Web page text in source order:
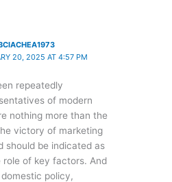
20, 2025 AT 4:57 PM
repeatedly
of modern
nothing more than the
victory of marketing
should be indicated as
of key factors. And
policy,